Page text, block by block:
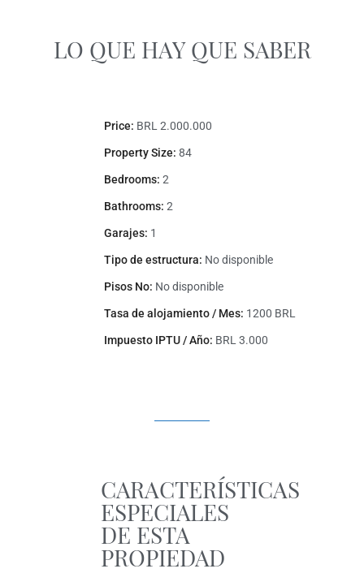
LO QUE HAY QUE SABER
Price: BRL 2.000.000
Property Size: 84
Bedrooms: 2
Bathrooms: 2
Garajes: 1
Tipo de estructura: No disponible
Pisos No: No disponible
Tasa de alojamiento / Mes: 1200 BRL
Impuesto IPTU / Año: BRL 3.000
CARACTERÍSTICAS
ESPECIALES
DE ESTA
PROPIEDAD